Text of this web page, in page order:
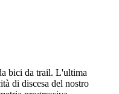
bici da trail. L'ultima
di discesa del nostro